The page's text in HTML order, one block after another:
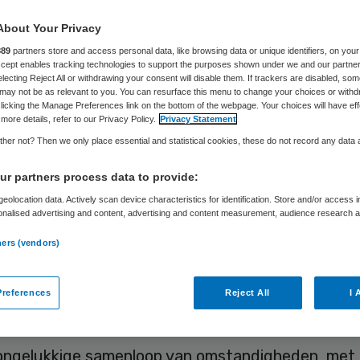
Ad Melkert16 mei 2023,21:32 729 keer gelezen
Zorgakkoord draagt de ziekenhuizen op de
terug te brengen tot nul. Dat gaat alleen
eerste lijn, wijkverpleging en ouderenzorg en
zorg thuis capaciteit bestaat om de jaarlijks
van de demografische druk op te vangen.
in anders werken, samenwerken en
De kost gaat ook hier voor de baat uit.
samenloop van omstandigheden, met
Your Privacy
partners store and access personal data, like browsing data or unique identifiers, on your
enables tracking technologies to support the purposes shown under we and our
Reject All or withdrawing your consent will disable them. If trackers are disabled,
not be as relevant to you. You can resurface this menu to change your choices or
the Manage Preferences link on the bottom of the webpage. Your choices will have
details, refer to our Privacy Policy. Privacy Statement
not? Then we only place essential and statistical cookies, these do not record any data
partners process data to provide:
data. Actively scan device characteristics for identification. Store and/or access
advertising and content, advertising and content measurement, audience research
(vendors)
Reject All I